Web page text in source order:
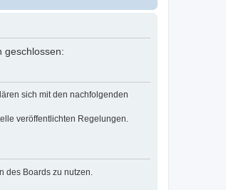
geschlossen:
sich mit den nachfolgenden
veröffentlichten Regelungen.
des Boards zu nutzen.